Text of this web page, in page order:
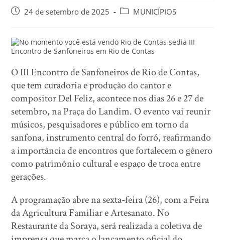
24 de setembro de 2025 MUNICÍPIOS
O III Encontro de Sanfoneiros de Rio de Contas,
que tem curadoria e produção do cantor e
compositor Del Feliz, acontece nos dias 26 e 27 de
setembro, na Praça do Landim. O evento vai reunir
músicos, pesquisadores e público em torno da
sanfona, instrumento central do forró, reafirmando
a importância de encontros que fortalecem o gênero
como patrimônio cultural e espaço de troca entre
gerações.
A programação abre na sexta-feira (26), com a Feira
da Agricultura Familiar e Artesanato. No
Restaurante da Soraya, será realizada a coletiva de